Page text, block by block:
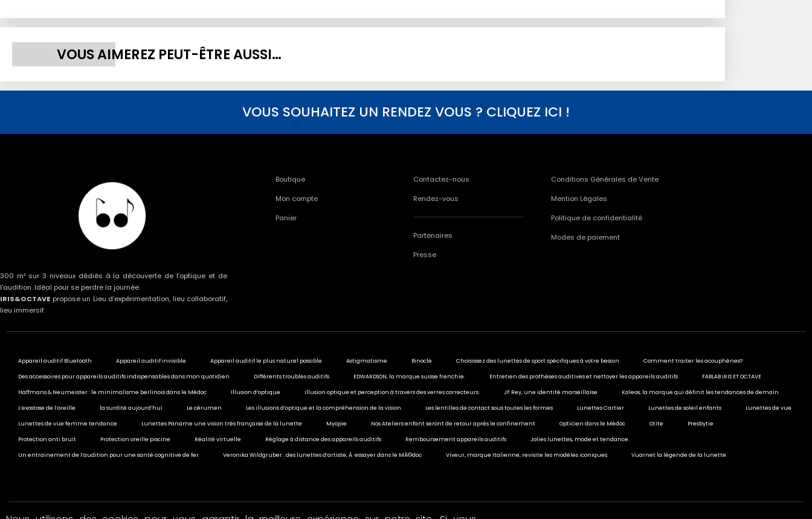
VOUS AIMEREZ PEUT-ÊTRE AUSSI…
VOUS SOUHAITEZ UN RENDEZ VOUS ? CLIQUEZ ICI !
300 m² sur 3 niveaux dédiés à la découverte de l’optique et de
l’audition. Idéal pour se perdre la journée.
IRIS&OCTAVE propose un Lieu d’expérimentation, lieu collaboratif,
lieu immersif.
Boutique
Mon compte
Panier
Contactez-nous
Rendez-vous
Partenaires
Presse
Conditions Générales de Vente
Mention Légales
Politique de confidentialité
Modes de paiement
Appareil auditif Bluetooth Appareil auditif invisible Appareil auditif le plus naturel possible Astigmatisme Binocle Choisissez des lunettes de sport spécifiques à votre besoin Comment traiter les acouphènes?
Des accessoires pour appareils auditifs indispensables dans mon quotidien Différents troubles auditifs EDWARDSON, la marque suisse frenchie. Entretien des prothèses auditives et nettoyer les appareils auditifs FABLAB IRIS ET OCTAVE
Haffmans & Neumeister : le minimalisme berlinois dans le Médoc Illusion d’optique illusion optique et perception à travers des verres correcteurs. JF Rey, une identité marseillaise Kaleos, la marque qui définit les tendances de demain
L’exostose de l’oreille la surdité aujourd’hui Le cérumen Les illusions d’optique et la compréhension de la vision Les lentilles de contact sous toutes les formes Lunettes Cartier Lunettes de soleil enfants Lunettes de vue
Lunettes de vue femme tendance Lunettes Paname une vision très française de la lunette Myopie Nos Ateliers enfant seront de retour après le confinement Opticien dans le Médoc Otite Presbytie
Protection anti bruit Protection oreille piscine Réalité virtuelle Réglage à distance des appareils auditifs Remboursement appareils auditifs Jolies lunettes, mode et tendance.
Un entrainement de l’audition pour une santé cognitive de fer Veronika Wildgruber : des lunettes d’artiste, Ã essayer dans le MÃ©doc Viveur, marque Italienne, revisite les modèles iconiques Vuarnet la légende de la lunette